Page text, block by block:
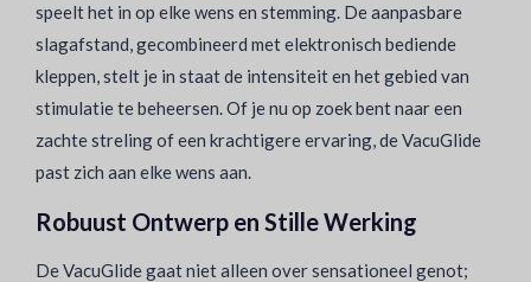
speelt het in op elke wens en stemming. De aanpasbare
slagafstand, gecombineerd met elektronisch bediende
kleppen, stelt je in staat de intensiteit en het gebied van
stimulatie te beheersen. Of je nu op zoek bent naar een
zachte streling of een krachtigere ervaring, de VacuGlide
past zich aan elke wens aan.
Robuust Ontwerp en Stille Werking
De VacuGlide gaat niet alleen over sensationeel genot;